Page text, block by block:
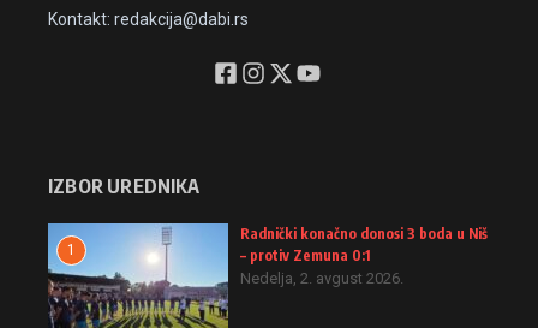
Kontakt: redakcija@dabi.rs
IZBOR UREDNIKA
1
Radnički konačno donosi 3 boda u Niš
– protiv Zemuna 0:1
Nedelja, 2. avgust 2026.